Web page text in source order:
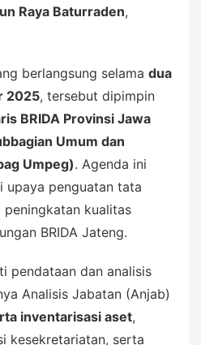
Raya Baturraden,
berlangsung selama dua
2025, tersebut dipimpin
BRIDA Provinsi Jawa
Umum dan
Umpeg). Agenda ini
upaya penguatan tata
kualitas
BRIDA Jateng.
pendataan dan analisis
Analisis Jabatan (Anjab)
inventarisasi aset,
kesekretariatan, serta